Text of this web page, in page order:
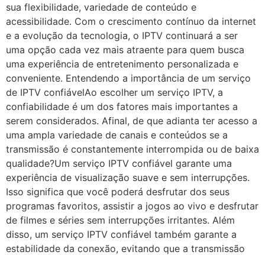
sua flexibilidade, variedade de conteúdo e
acessibilidade. Com o crescimento contínuo da internet
e a evolução da tecnologia, o IPTV continuará a ser
uma opção cada vez mais atraente para quem busca
uma experiência de entretenimento personalizada e
conveniente. Entendendo a importância de um serviço
de IPTV confiávelAo escolher um serviço IPTV, a
confiabilidade é um dos fatores mais importantes a
serem considerados. Afinal, de que adianta ter acesso a
uma ampla variedade de canais e conteúdos se a
transmissão é constantemente interrompida ou de baixa
qualidade?Um serviço IPTV confiável garante uma
experiência de visualização suave e sem interrupções.
Isso significa que você poderá desfrutar dos seus
programas favoritos, assistir a jogos ao vivo e desfrutar
de filmes e séries sem interrupções irritantes. Além
disso, um serviço IPTV confiável também garante a
estabilidade da conexão, evitando que a transmissão